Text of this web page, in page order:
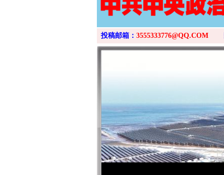
投稿邮箱： 3555333776@QQ.COM
网上购药对药下症？